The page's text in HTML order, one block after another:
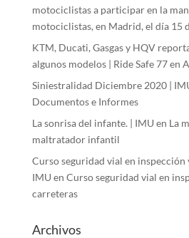
motociclistas a participar en la
motociclistas, en Madrid, el día 15
KTM, Ducati, Gasgas y HQV
algunos modelos | Ride Safe 77en
Siniestralidad Diciembre 2020 |
Documentos e Informes
La sonrisa del infante. | IMU en La
maltratador infantil
Curso seguridad vial en inspección
IMU en Curso seguridad vial en
carreteras
Archivos